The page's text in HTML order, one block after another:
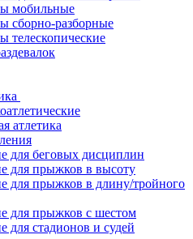
мобильные
сборно-разборные
телескопические
атлетика
для беговых дисциплин
для прыжков в высоту
для прыжков в длину/тройного
для прыжков с шестом
для стадионов и судей